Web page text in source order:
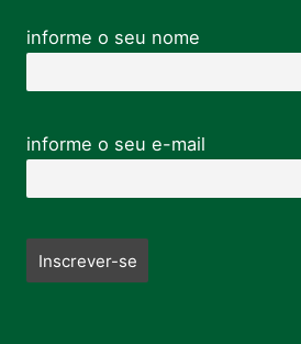
informe o seu nome
informe o seu e-mail